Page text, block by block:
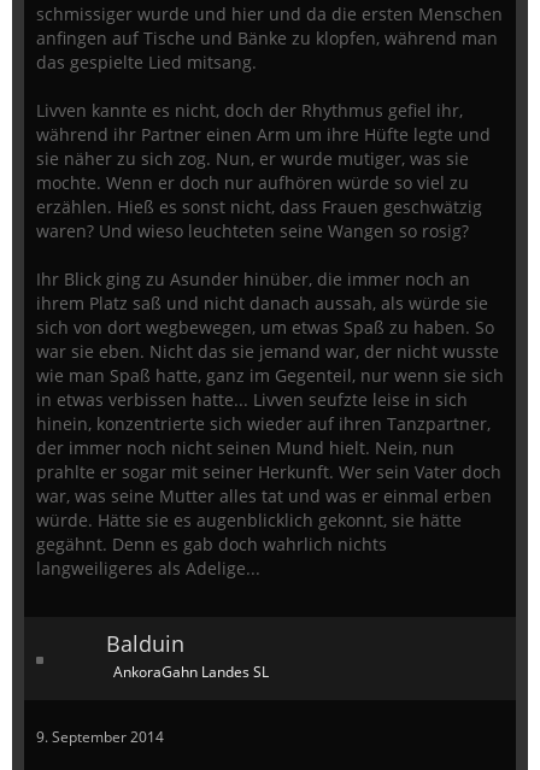
schmissiger wurde und hier und da die ersten Menschen
anfingen auf Tische und Bänke zu klopfen, während man
das gespielte Lied mitsang.
Livven kannte es nicht, doch der Rhythmus gefiel ihr,
während ihr Partner einen Arm um ihre Hüfte legte und
sie näher zu sich zog. Nun, er wurde mutiger, was sie
mochte. Wenn er doch nur aufhören würde so viel zu
erzählen. Hieß es sonst nicht, dass Frauen geschwätzig
waren? Und wieso leuchteten seine Wangen so rosig?
Ihr Blick ging zu Asunder hinüber, die immer noch an
ihrem Platz saß und nicht danach aussah, als würde sie
sich von dort wegbewegen, um etwas Spaß zu haben. So
war sie eben. Nicht das sie jemand war, der nicht wusste
wie man Spaß hatte, ganz im Gegenteil, nur wenn sie sich
in etwas verbissen hatte... Livven seufzte leise in sich
hinein, konzentrierte sich wieder auf ihren Tanzpartner,
der immer noch nicht seinen Mund hielt. Nein, nun
prahlte er sogar mit seiner Herkunft. Wer sein Vater doch
war, was seine Mutter alles tat und was er einmal erben
würde. Hätte sie es augenblicklich gekonnt, sie hätte
gegähnt. Denn es gab doch wahrlich nichts
langweiligeres als Adelige...
Balduin
AnkoraGahn Landes SL
9. September 2014